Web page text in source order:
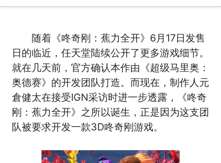
随着《咚奇刚：蕉力全开》6月17日发售
日的临近，任天堂陆续公开了更多游戏细节。
就在几天前，官方确认本作由《超级马里奥：
奥德赛》的开发团队打造。而现在，制作人元
倉健太在接受IGN采访时进一步透露，《咚奇
刚：蕉力全开》之所以诞生，正是因为这支团
队被要求开发一款3D咚奇刚游戏。